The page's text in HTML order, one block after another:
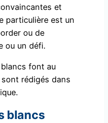
et
particulière est un
ou de
ou un défi.
font au
rédigés dans
blancs